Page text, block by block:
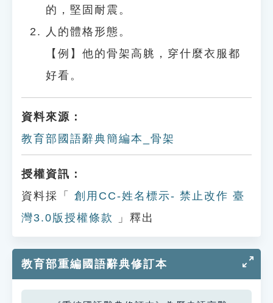
的，堅固耐震。
人的體格形態。
【例】他的骨架高䠷，穿什麼衣服都
好看。
資料來源：
教育部國語辭典簡編本_骨架
授權資訊：
資料採「
創用CC-姓名標示- 禁止改作 臺
灣3.0版授權條款
」釋出
教育部重編國語辭典修訂本